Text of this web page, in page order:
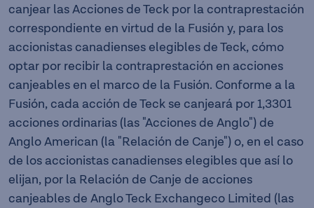
canjear las Acciones de Teck por la contraprestación
correspondiente en virtud de la Fusión y, para los
accionistas canadienses elegibles de Teck, cómo
optar por recibir la contraprestación en acciones
canjeables en el marco de la Fusión. Conforme a la
Fusión, cada acción de Teck se canjeará por 1,3301
acciones ordinarias (las "Acciones de Anglo") de
Anglo American (la "Relación de Canje") o, en el caso
de los accionistas canadienses elegibles que así lo
elijan, por la Relación de Canje de acciones
canjeables de Anglo Teck Exchangeco Limited (las